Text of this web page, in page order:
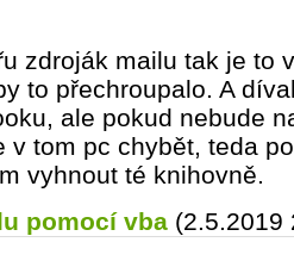
zdroják mailu tak je to
to přechroupalo. A
ale pokud nebude
v tom pc chybět, teda
vyhnout té knihovně.
pomocí vba (2.5.2019